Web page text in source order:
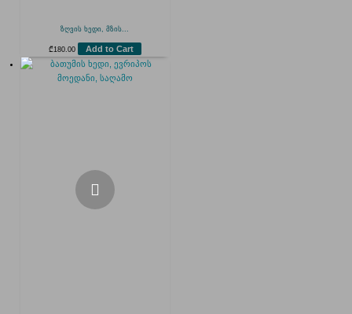
ზღვის ხედი, მზის...
₾180.00 Add to Cart